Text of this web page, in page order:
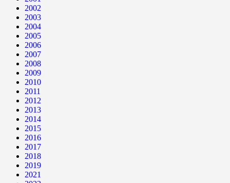
2002
2003
2004
2005
2006
2007
2008
2009
2010
2011
2012
2013
2014
2015
2016
2017
2018
2019
2021